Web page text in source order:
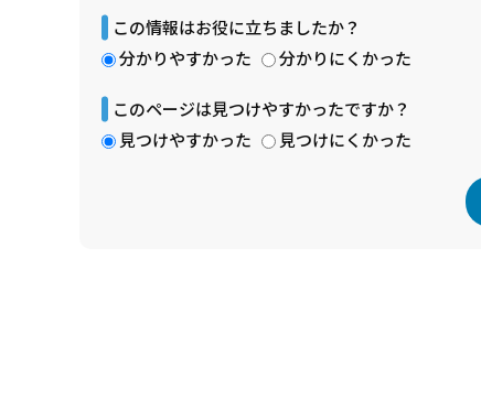
この情報はお役に立ちましたか？
分かりやすかった
分かりにくかった
このページは見つけやすかったですか？
見つけやすかった
見つけにくかった